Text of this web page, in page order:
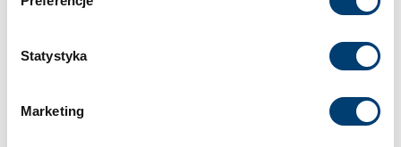
odrzucić i wycofać swoją zgodę w dowolnej chwili ze
wPolityce prywatności
Polityce wykorzystywania
Statystyka
Marketing
Zamek kluczowy
Wielkość sejfu